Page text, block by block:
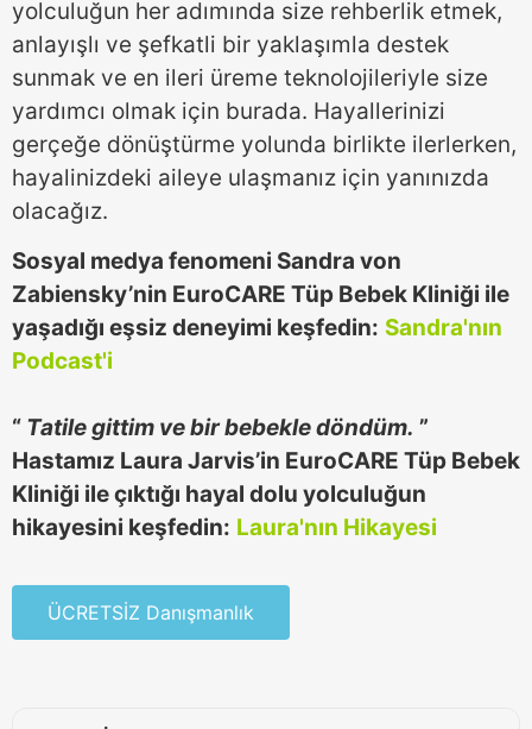
yolculuğun her adımında size rehberlik etmek,
anlayışlı ve şefkatli bir yaklaşımla destek
sunmak ve en ileri üreme teknolojileriyle size
yardımcı olmak için burada. Hayallerinizi
gerçeğe dönüştürme yolunda birlikte ilerlerken,
hayalinizdeki aileye ulaşmanız için yanınızda
olacağız.
Sosyal medya fenomeni Sandra von
Zabiensky’nin EuroCARE Tüp Bebek Kliniği ile
yaşadığı eşsiz deneyimi keşfedin: Sandra'nın
Podcast'i
“ Tatile gittim ve bir bebekle döndüm. ”
Hastamız Laura Jarvis’in EuroCARE Tüp Bebek
Kliniği ile çıktığı hayal dolu yolculuğun
hikayesini keşfedin: Laura'nın Hikayesi
ÜCRETSİZ Danışmanlık